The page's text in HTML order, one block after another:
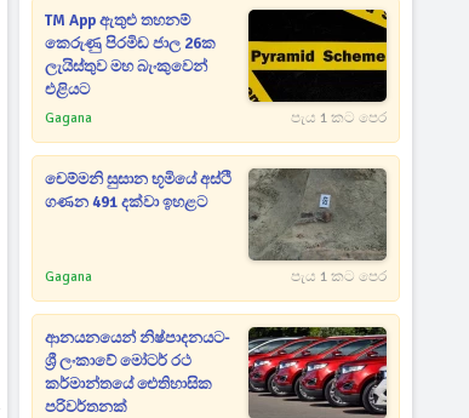
TM App ඇතුළු තහනම්
කෙරුණු පිරමිඩ ජාල 26ක
ලැයිස්තුව මහ බැංකුවෙන්
එළියට
Gagana පැය 1 කට පෙර
චෙම්මනි සුසාන භූමියේ අස්ථි
ගණන 491 දක්වා ඉහළට
Gagana පැය 1 කට පෙර
ආනයනයෙන් නිෂ්පාදනයට-
ශ්‍රී ලංකාවේ මෝටර් රථ
කර්මාන්තයේ ඓතිහාසික
පරිවර්තනක්